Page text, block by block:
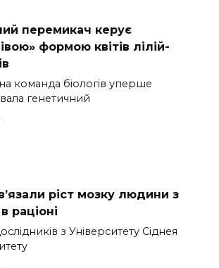
перемикач керує
формою квітів лілій-
команда біологів уперше
генетичний
ріст мозку людини з
раціоні
з Університету Сіднея